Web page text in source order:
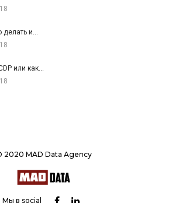
делать и…
или как…
2020 MAD Data Agency
Мы в social